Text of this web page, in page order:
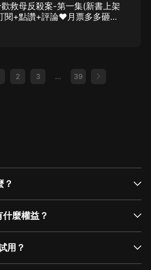
歡救母反殺案-第一集(新書上架
閱+點讚+評論♥月票多多砸向
2 3 ... 39
？
麼權益？
用？